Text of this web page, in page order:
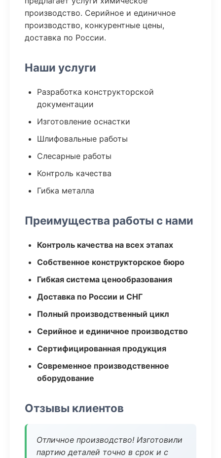
производство. Серийное и единичное
производство, конкурентные цены,
доставка по России.
Наши услуги
Разработка конструкторской
документации
Изготовление оснастки
Шлифовальные работы
Слесарные работы
Контроль качества
Гибка металла
Преимущества работы с нами
Контроль качества на всех этапах
Собственное конструкторское бюро
Гибкая система ценообразования
Доставка по России и СНГ
Полный производственный цикл
Серийное и единичное производство
Сертифицированная продукция
Современное производственное
оборудование
Отзывы клиентов
Отличное производство! Изготовили
партию деталей точно в срок и с